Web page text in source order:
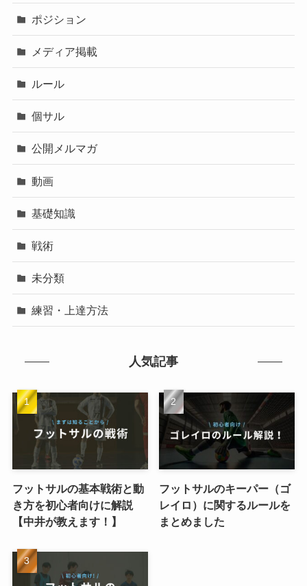
ポジション
メディア掲載
ルール
個サル
公開メルマガ
動画
基礎知識
戦術
未分類
練習・上達方法
人気記事
フットサルの基本戦術と動
き方を初心者向けに解説
【中井が教えます！】
フットサルのキーパー（ゴ
レイロ）に関するルールを
まとめました